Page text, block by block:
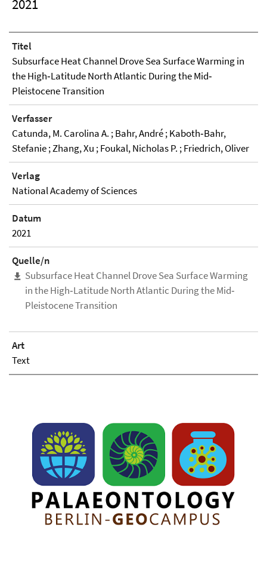
2021
Titel
Subsurface Heat Channel Drove Sea Surface Warming in
the High‐Latitude North Atlantic During the Mid‐
Pleistocene Transition
Verfasser
Catunda, M. Carolina A. ; Bahr, André ; Kaboth‐Bahr,
Stefanie ; Zhang, Xu ; Foukal, Nicholas P. ; Friedrich, Oliver
Verlag
National Academy of Sciences
Datum
2021
Quelle/n
Subsurface Heat Channel Drove Sea Surface Warming
in the High‐Latitude North Atlantic During the Mid‐
Pleistocene Transition
Art
Text